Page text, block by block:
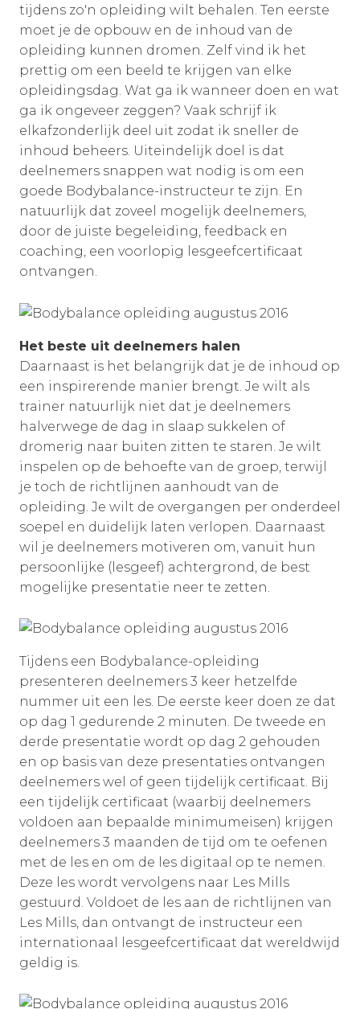
tijdens zo'n opleiding wilt behalen. Ten eerste
moet je de opbouw en de inhoud van de
opleiding kunnen dromen. Zelf vind ik het
prettig om een beeld te krijgen van elke
opleidingsdag. Wat ga ik wanneer doen en wat
ga ik ongeveer zeggen? Vaak schrijf ik
elkafzonderlijk deel uit zodat ik sneller de
inhoud beheers. Uiteindelijk doel is dat
deelnemers snappen wat nodig is om een
goede Bodybalance-instructeur te zijn. En
natuurlijk dat zoveel mogelijk deelnemers,
door de juiste begeleiding, feedback en
coaching, een voorlopig lesgeefcertificaat
ontvangen.
Het beste uit deelnemers halen
Daarnaast is het belangrijk dat je de inhoud op
een inspirerende manier brengt. Je wilt als
trainer natuurlijk niet dat je deelnemers
halverwege de dag in slaap sukkelen of
dromerig naar buiten zitten te staren. Je wilt
inspelen op de behoefte van de groep, terwijl
je toch de richtlijnen aanhoudt van de
opleiding. Je wilt de overgangen per onderdeel
soepel en duidelijk laten verlopen. Daarnaast
wil je deelnemers motiveren om, vanuit hun
persoonlijke (lesgeef) achtergrond, de best
mogelijke presentatie neer te zetten.
Tijdens een Bodybalance-opleiding
presenteren deelnemers 3 keer hetzelfde
nummer uit een les. De eerste keer doen ze dat
op dag 1 gedurende 2 minuten. De tweede en
derde presentatie wordt op dag 2 gehouden
en op basis van deze presentaties ontvangen
deelnemers wel of geen tijdelijk certificaat. Bij
een tijdelijk certificaat (waarbij deelnemers
voldoen aan bepaalde minimumeisen) krijgen
deelnemers 3 maanden de tijd om te oefenen
met de les en om de les digitaal op te nemen.
Deze les wordt vervolgens naar Les Mills
gestuurd. Voldoet de les aan de richtlijnen van
Les Mills, dan ontvangt de instructeur een
internationaal lesgeefcertificaat dat wereldwijd
geldig is.